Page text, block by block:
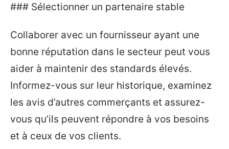
### Sélectionner un partenaire stable
Collaborer avec un fournisseur ayant une
bonne réputation dans le secteur peut vous
aider à maintenir des standards élevés.
Informez-vous sur leur historique, examinez
les avis d’autres commerçants et assurez-
vous qu’ils peuvent répondre à vos besoins
et à ceux de vos clients.